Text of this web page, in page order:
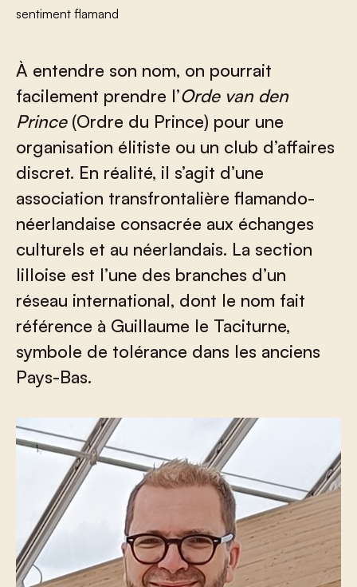
sentiment flamand
À entendre son nom, on pourrait
facilement prendre l’Orde van den
Prince(Ordre du Prince) pour une
organisation élitiste ou un club d’affaires
discret. En réalité, il s’agit d’une
association transfrontalière flamando-
néerlandaise consacrée aux échanges
culturels et au néerlandais. La section
lilloise est l’une des branches d’un
réseau international, dont le nom fait
référence à Guillaume le Taciturne,
symbole de tolérance dans les anciens
Pays-Bas.